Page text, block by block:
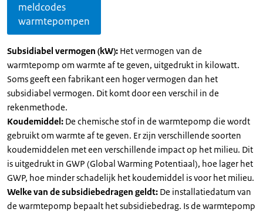
meldcodes
warmtepompen
Subsidiabel vermogen (kW): Het vermogen van de
warmtepomp om warmte af te geven, uitgedrukt in kilowatt.
Soms geeft een fabrikant een hoger vermogen dan het
subsidiabel vermogen. Dit komt door een verschil in de
rekenmethode.
Koudemiddel: De chemische stof in de warmtepomp die wordt
gebruikt om warmte af te geven. Er zijn verschillende soorten
koudemiddelen met een verschillende impact op het milieu. Dit
is uitgedrukt in GWP (Global Warming Potentiaal), hoe lager het
GWP, hoe minder schadelijk het koudemiddel is voor het milieu.
Welke van de subsidiebedragen geldt: De installatiedatum van
de warmtepomp bepaalt het subsidiebedrag. Is de warmtepomp